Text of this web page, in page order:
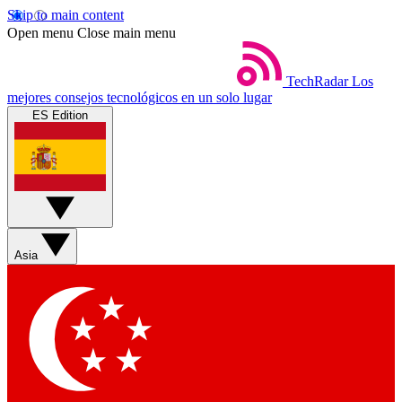
Skip to main content
Open menu Close main menu
TechRadar Los
mejores consejos tecnológicos en un solo lugar
ES Edition
Asia